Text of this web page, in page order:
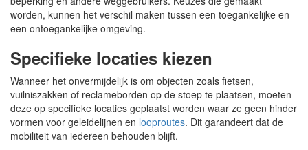
worden, kunnen het verschil maken tussen een toegankelijke en
een ontoegankelijke omgeving.
Specifieke locaties kiezen
Wanneer het onvermijdelijk is om objecten zoals fietsen,
vuilniszakken of reclameborden op de stoep te plaatsen, moeten
deze op specifieke locaties geplaatst worden waar ze geen hinder
vormen voor geleidelijnen en looproutes. Dit garandeert dat de
mobiliteit van iedereen behouden blijft.